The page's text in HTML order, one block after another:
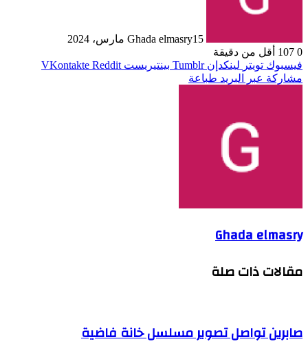
Ghada elmasry15 مارس، 2024
0
أقل من دقيقة
فيسبوك تويتر لينكدإن بينتيريست
مشاركة عبر البريد طباعة
Ghada elmasry
مقالات ذات صلة
صابرين تواصل تصوير مسلسل خانة فاضية